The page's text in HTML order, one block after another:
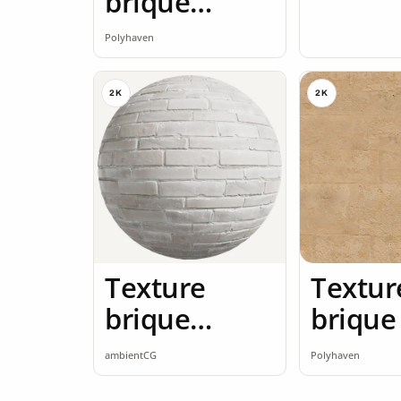
brique rouge
2K
Polyhaven
2K
Texture
brique
brique
blanche 2K
ambientCG
2K
brique
Polyhaven